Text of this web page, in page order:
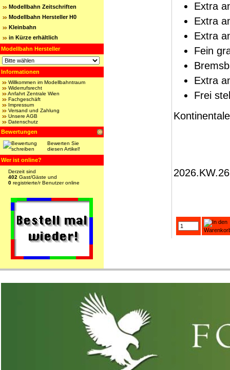
Modellbahn Zeitschriften
Modellbahn Hersteller H0
Kleinbahn
in Kürze erhältlich
Modellbahn Hersteller
Informationen
Willkommen im Modellbahntraum
Widerrufsrecht
Anfahrt Zentrale Wien
Fachgeschäft
Impressum
Versand und Zahlung
Unsere AGB
Datenschutz
Bewertungen
Bewerten Sie
diesen Artikel!
Wer ist online?
Derzeit sind
402 Gast/Gäste und
0 registrierte/r Benutzer online
Extra
Extra
Extra
Fein
Extra
Frei
2026.KW.26